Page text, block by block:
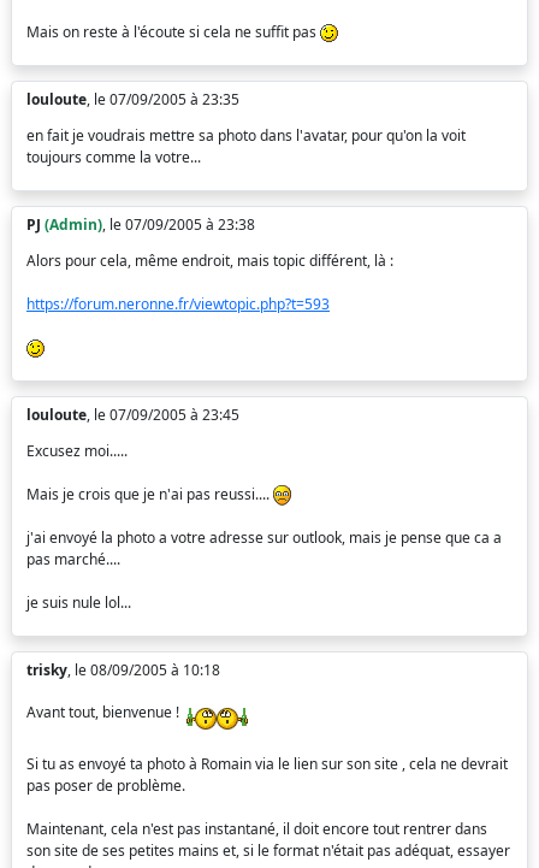
Mais on reste à l'écoute si cela ne suffit pas
louloute, le 07/09/2005 à 23:35
en fait je voudrais mettre sa photo dans l'avatar, pour qu'on la voit
toujours comme la votre...
PJ (Admin), le 07/09/2005 à 23:38
Alors pour cela, même endroit, mais topic différent, là :
https://forum.neronne.fr/viewtopic.php?t=593
louloute, le 07/09/2005 à 23:45
Excusez moi.....
Mais je crois que je n'ai pas reussi....
j'ai envoyé la photo a votre adresse sur outlook, mais je pense que ca a
pas marché....
je suis nule lol...
trisky, le 08/09/2005 à 10:18
Avant tout, bienvenue !
Si tu as envoyé ta photo à Romain via le lien sur son site , cela ne devrait
pas poser de problème.
Maintenant, cela n'est pas instantané, il doit encore tout rentrer dans
son site de ses petites mains et, si le format n'était pas adéquat, essayer